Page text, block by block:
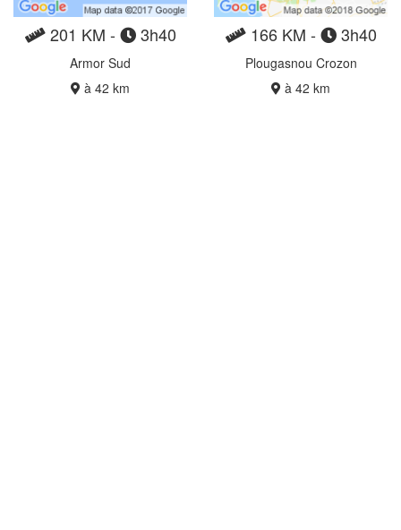
201 KM - 3h40
Armor Sud
à 42 km
166 KM - 3h40
Plougasnou Crozon
à 42 km